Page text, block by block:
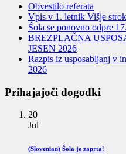
Obvestilo referata
Vpis v 1. letnik Višje
Šola se ponovno odpre
BREZPLAČNA
JESEN 2026
Razpis iz usposabljanj v
2026
Prihajajoči dogodki
20
Jul
(Slovenian) Šola je zaprta!